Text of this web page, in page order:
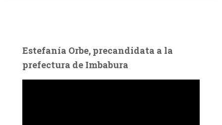
Estefanía Orbe, precandidata a la
prefectura de Imbabura